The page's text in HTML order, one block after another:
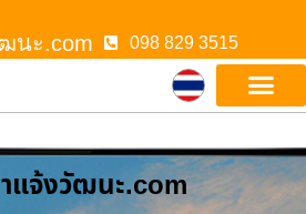
นะ.com 098 829 3515
แจ้งวัฒนะ.com